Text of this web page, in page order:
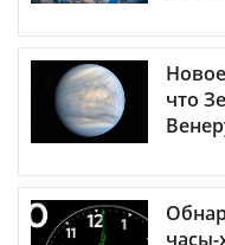
что